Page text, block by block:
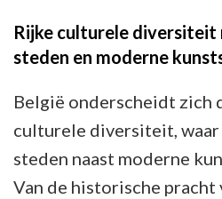
Rijke culturele diversiteit
steden en moderne
België onderscheidt zich
culturele diversiteit,
steden naast moderne
Van de historische pracht